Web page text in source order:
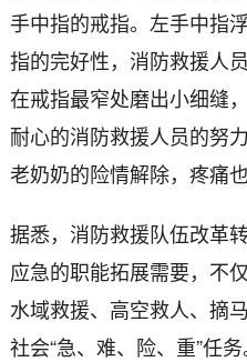
手中指的戒指。左手中指
指的完好性，消防救援人
在戒指最窄处磨出小细缝
耐心的消防救援人员的努
老奶奶的险情解除，疼痛
据悉，消防救援队伍改革
应急的职能拓展需要，不
水域救援、高空救人、摘
社会“急、难、险、重”任